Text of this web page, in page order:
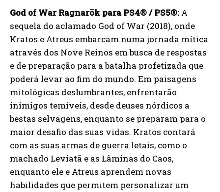
God of War Ragnarök para PS4® / PS5®: A
sequela do aclamado God of War (2018), onde
Kratos e Atreus embarcam numa jornada mítica
através dos Nove Reinos em busca de respostas
e de preparação para a batalha profetizada que
poderá levar ao fim do mundo. Em paisagens
mitológicas deslumbrantes, enfrentarão
inimigos temíveis, desde deuses nórdicos a
bestas selvagens, enquanto se preparam para o
maior desafio das suas vidas. Kratos contará
com as suas armas de guerra letais, como o
machado Leviatã e as Lâminas do Caos,
enquanto ele e Atreus aprendem novas
habilidades que permitem personalizar um